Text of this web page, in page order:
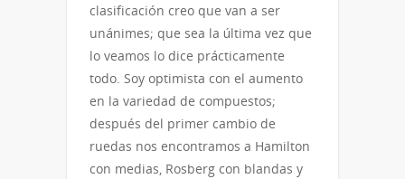
clasificación creo que van a ser
unánimes; que sea la última vez que
lo veamos lo dice prácticamente
todo. Soy optimista con el aumento
en la variedad de compuestos;
después del primer cambio de
ruedas nos encontramos a Hamilton
con medias, Rosberg con blandas y